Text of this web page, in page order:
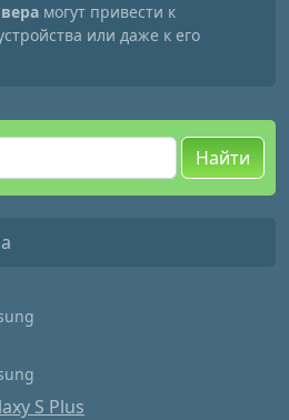
могут привести к
или даже к его
Найти
S Plus